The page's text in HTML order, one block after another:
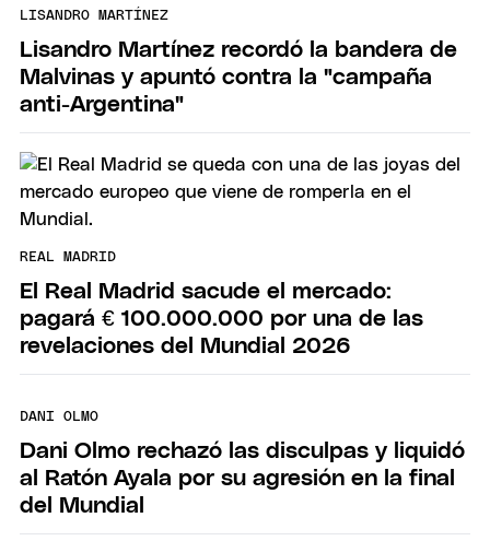
LISANDRO MARTÍNEZ
Lisandro Martínez recordó la bandera de
Malvinas y apuntó contra la "campaña
anti-Argentina"
REAL MADRID
El Real Madrid sacude el mercado:
pagará € 100.000.000 por una de las
revelaciones del Mundial 2026
DANI OLMO
Dani Olmo rechazó las disculpas y liquidó
al Ratón Ayala por su agresión en la final
del Mundial